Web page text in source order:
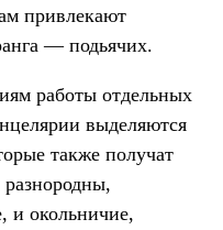
привлекают
— подьячих.
работы отдельных
выделяются
также получат
и окольничие,